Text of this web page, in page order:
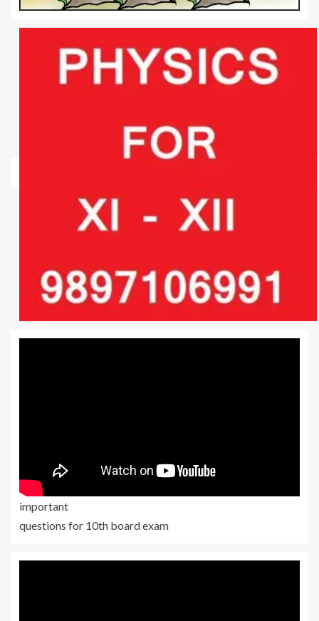
important
questions for 10th board exam